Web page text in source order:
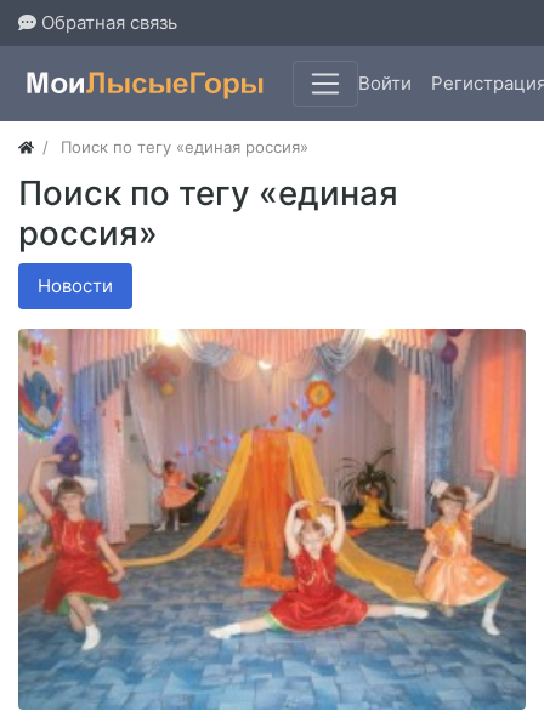
Обратная связь
Войти
Поиск по тегу «единая россия»
Поиск по тегу «единая
россия»
Новости